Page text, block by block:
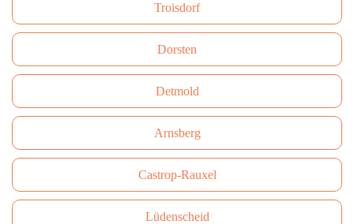
Troisdorf
Dorsten
Detmold
Arnsberg
Castrop-Rauxel
Lüdenscheid